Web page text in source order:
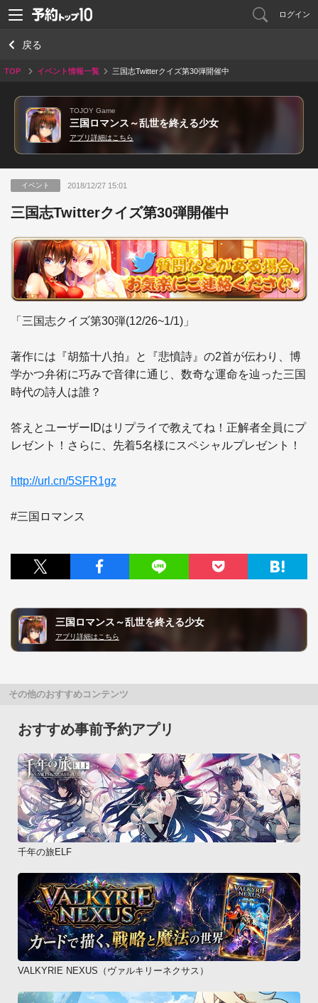
ログイン
戻る
TOP イベント情報一覧 三国志Twitterクイズ第30弾開催中
TOJOY Game
三国ロマンス～乱世を終える少女
アプリ詳細はこちら
イベント 2018/12/27 15:01
三国志Twitterクイズ第30弾開催中
「三国志クイズ第30弾(12/26~1/1)」
著作には『胡笳十八拍』と『悲憤詩』の2首が伝わり、博
学かつ弁術に巧みで音律に通じ、数奇な運命を辿った三国
時代の詩人は誰？
答えとユーザーIDはリプライで教えてね！正解者全員にプ
レゼント！さらに、先着5名様にスペシャルプレゼント！
http://url.cn/5SFR1gz
#三国ロマンス
三国ロマンス～乱世を終える少女
アプリ詳細はこちら
その他のおすすめコンテンツ
おすすめ事前予約アプリ
千年の旅ELF
VALKYRIE NEXUS（ヴァルキリーネクサス）